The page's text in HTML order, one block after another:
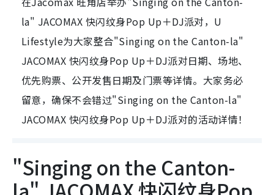
la" JACOMAX 快闪纹身Pop Up＋DJ派对，U
Lifestyle为大家整合"Singing on the Canton-la"
JACOMAX 快闪纹身Pop Up＋DJ派对日期、场地、
优先购票、公开发售日期及门票等详情。大家务必
留意，确保不会错过"Singing on the Canton-la"
JACOMAX 快闪纹身Pop Up＋DJ派对的活动详情！
"Singing on the Canton-